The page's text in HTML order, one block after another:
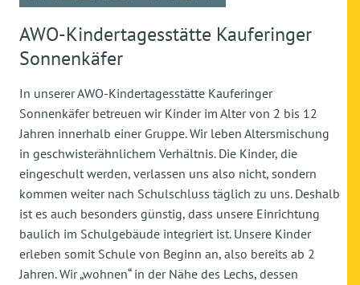
AWO-Kindertagesstätte Kauferinger
Sonnenkäfer
In unserer AWO-Kindertagesstätte Kauferinger
Sonnenkäfer betreuen wir Kinder im Alter von 2 bis 12
Jahren innerhalb einer Gruppe. Wir leben Altersmischung
in geschwisterähnlichem Verhältnis. Die Kinder, die
eingeschult werden, verlassen uns also nicht, sondern
kommen weiter nach Schulschluss täglich zu uns. Deshalb
ist es auch besonders günstig, dass unsere Einrichtung
baulich im Schulgebäude integriert ist. Unsere Kinder
erleben somit Schule von Beginn an, also bereits ab 2
Jahren. Wir „wohnen“ in der Nähe des Lechs, dessen